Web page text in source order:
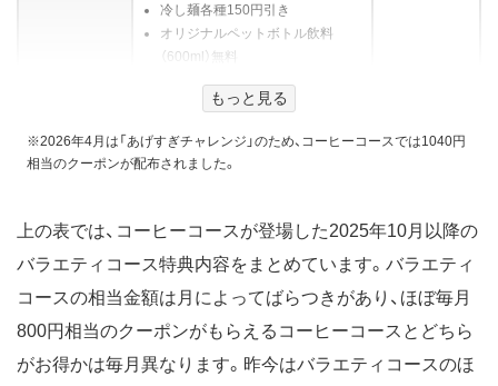
冷し麺各種150円引き
オリジナルペットボトル飲料
（600ml）無料
からあげクン定番各種いずれか1
具！おにぎり・プレミアムおにぎり
各種100円引き
おにぎり各種60円引き
無印良品 対象の不揃いバウム 80
円引き
具！おにぎり・プレミアムおにぎり
各種100円引き
オリジナルPET 600ml 無料
もっと見る
※2026年4月は「あげすぎチャレンジ」のため、コーヒーコースでは1040円
相当のクーポンが配布されました。
上の表では、コーヒーコースが登場した2025年10月以降の
バラエティコース特典内容をまとめています。バラエティ
コースの相当金額は月によってばらつきがあり、ほぼ毎月
800円相当のクーポンがもらえるコーヒーコースとどちら
がお得かは毎月異なります。昨今はバラエティコースのほ